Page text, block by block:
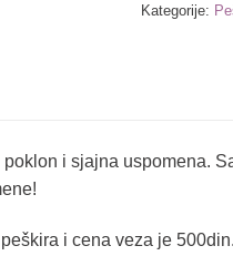
Kategorije:
i sjajna uspomena.
i cena veza je